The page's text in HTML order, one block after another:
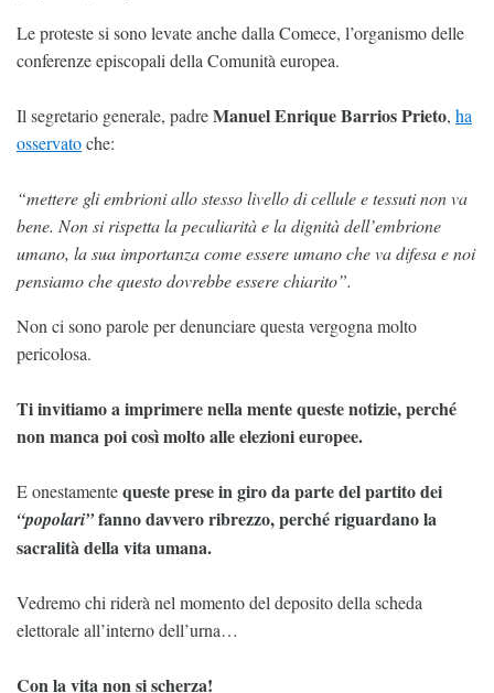
Le proteste si sono levate anche dalla Comece, l’organismo delle
conferenze episcopali della Comunità europea.
Il segretario generale, padreManuel Enrique Barrios Prieto, ha
osservatoche:
“mettere gli embrioni allo stesso livello di cellule e tessuti non va
bene. Non si rispetta la peculiarità e la dignità dell’embrione
umano, la sua importanza come essere umano che va difesa e noi
pensiamo che questo dovrebbe essere chiarito”.
Non ci sono parole per denunciare questa vergogna molto
pericolosa.
Ti invitiamo a imprimere nella mente queste notizie, perché
non manca poi così molto alle elezioni europee.
E onestamentequeste prese in giro da parte del partito dei
“popolari”fanno davvero ribrezzo, perché riguardano la
sacralità della vita umana.
Vedremo chi riderà nel momento del deposito della scheda
elettorale all’interno dell’urna…
Con la vita non si scherza!